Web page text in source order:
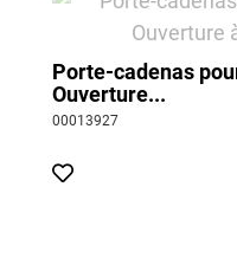
Porte-cadenas
Ouverture...
00013927